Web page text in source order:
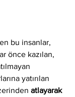
bu insanlar,
önce kazılan,
yatırılan
atlayarak